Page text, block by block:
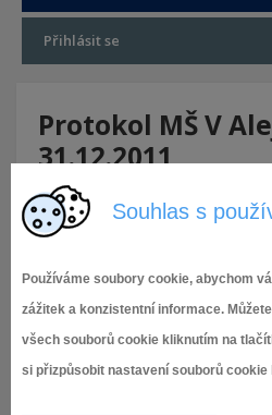
Souhlas s
Používáme soubory cookie, abychom
zážitek a konzistentní informace.
všech souborů cookie kliknutím na
si přizpůsobit nastavení souborů
Přihlásit se
Protokol MŠ V
31.12.2011
Úvod
MŠ V Aleji 1.1.2011-31.12.2011
Protokol MŠ V Aleji 1.1.2011-